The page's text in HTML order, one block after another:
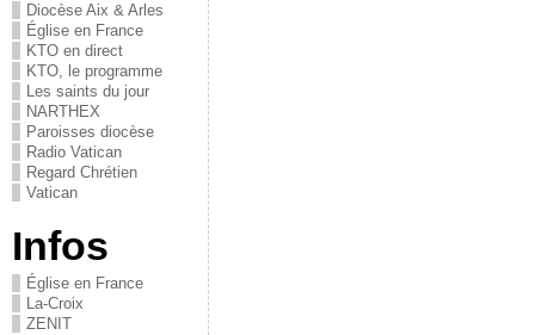
Diocèse Aix & Arles
Église en France
KTO en direct
KTO, le programme
Les saints du jour
NARTHEX
Paroisses diocèse
Radio Vatican
Regard Chrétien
Vatican
Infos
Église en France
La-Croix
ZENIT